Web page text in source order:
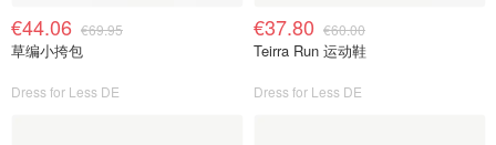
€44.06 €69.95
草编小挎包
Dress for Less DE
€37.80 €60.00
Teirra Run 运动鞋
Dress for Less DE